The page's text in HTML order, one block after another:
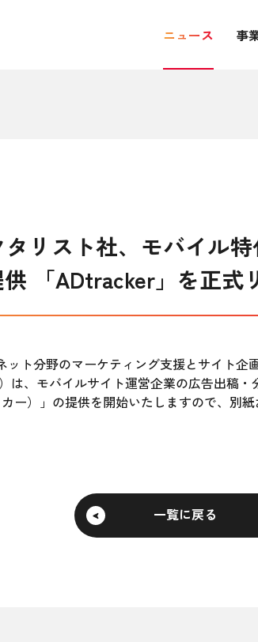
ニュース 事
リスト社、モバイル
「ADtracker」を正式
ット分野のマーケティング支援とサイト
は、モバイルサイト運営企業の広告出稿
ー）」の提供を開始いたしますので、別紙
一覧に戻る